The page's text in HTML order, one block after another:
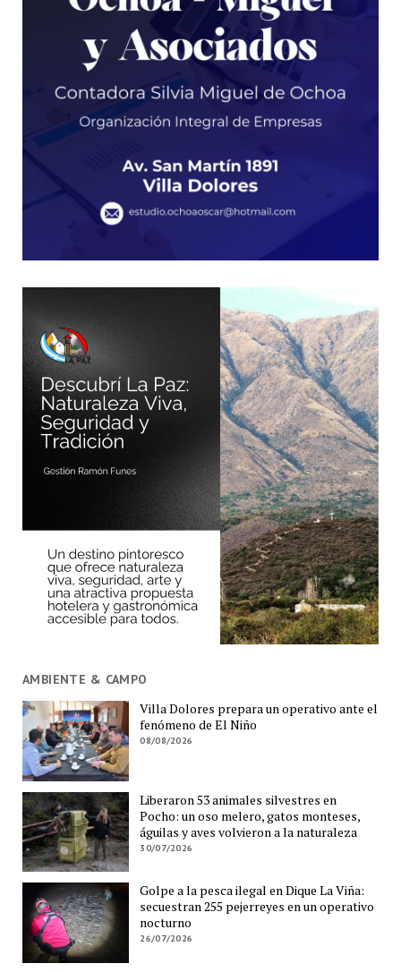
AMBIENTE & CAMPO
Villa Dolores prepara un operativo ante el
fenómeno de El Niño
08/08/2026
Liberaron 53 animales silvestres en
Pocho: un oso melero, gatos monteses,
águilas y aves volvieron a la naturaleza
30/07/2026
Golpe a la pesca ilegal en Dique La Viña:
secuestran 255 pejerreyes en un operativo
nocturno
26/07/2026